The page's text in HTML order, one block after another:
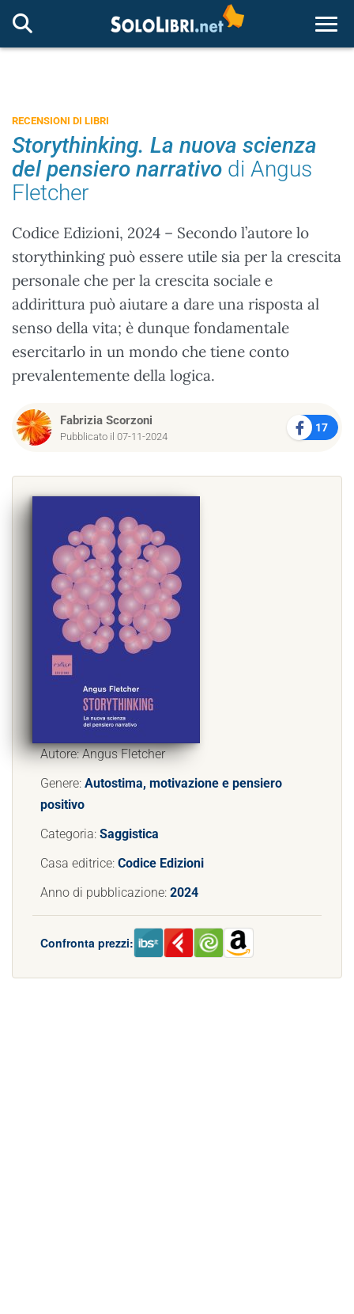
RECENSIONI DI LIBRI
Storythinking. La nuova scienza
del pensiero narrativo di Angus
Fletcher
Codice Edizioni, 2024 – Secondo l’autore lo
storythinking può essere utile sia per la crescita
personale che per la crescita sociale e
addirittura può aiutare a dare una risposta al
senso della vita; è dunque fondamentale
esercitarlo in un mondo che tiene conto
prevalentemente della logica.
Fabrizia Scorzoni
Pubblicato il 07-11-2024
17
Autore: Angus Fletcher
Genere: Autostima, motivazione e pensiero
positivo
Categoria: Saggistica
Casa editrice: Codice Edizioni
Anno di pubblicazione: 2024
Confronta prezzi: